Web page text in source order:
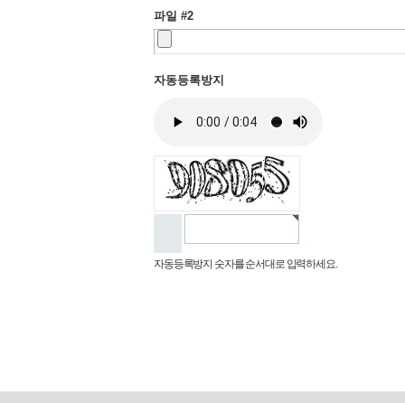
파일 #2
자동등록방지
자동등록방지 숫자를 순서대로 입력하세요.